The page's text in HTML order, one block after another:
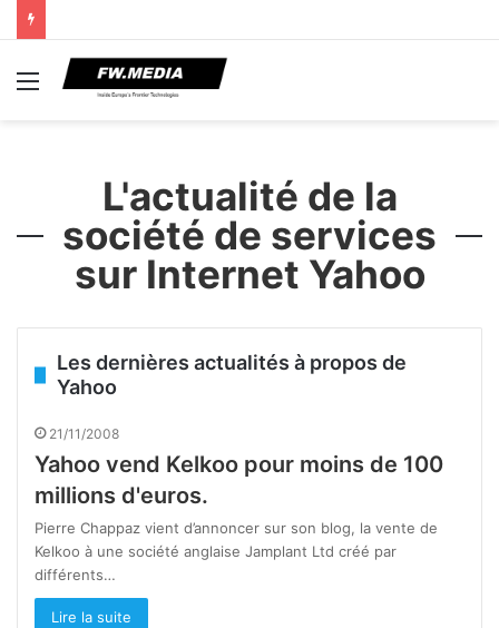
Menu
L'actualité de la
société de services
sur Internet Yahoo
Les dernières actualités à propos de
Yahoo
21/11/2008
Yahoo vend Kelkoo pour moins de 100
millions d'euros.
Pierre Chappaz vient d’annoncer sur son blog, la vente de
Kelkoo à une société anglaise Jamplant Ltd créé par
différents…
Lire la suite